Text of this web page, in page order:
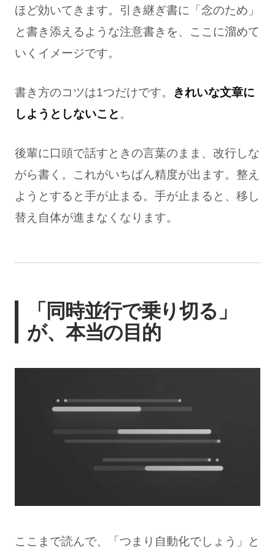
ほど効いてきます。引き継ぎ書に「念のため」
と書き添えるような注意書きを、ここに溜めて
いくイメージです。
書き方のコツは1つだけです。
きれいな文章に
しようとしないこと 。
後輩に口頭で話すときの言葉のまま、改行しな
がら書く。これがいちばん精度が出ます。整え
ようとすると手が止まる。手が止まると、移し
替え自体が進まなくなります。
「同時並行で乗り切る」
が、本当の目的
ここまで読んで、「つまり自動化でしょう」と